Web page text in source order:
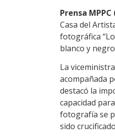
Prensa
Casa del
fotográfica
blanco y
La
acompañada
destacó la
capacidad
fotografía se
sido